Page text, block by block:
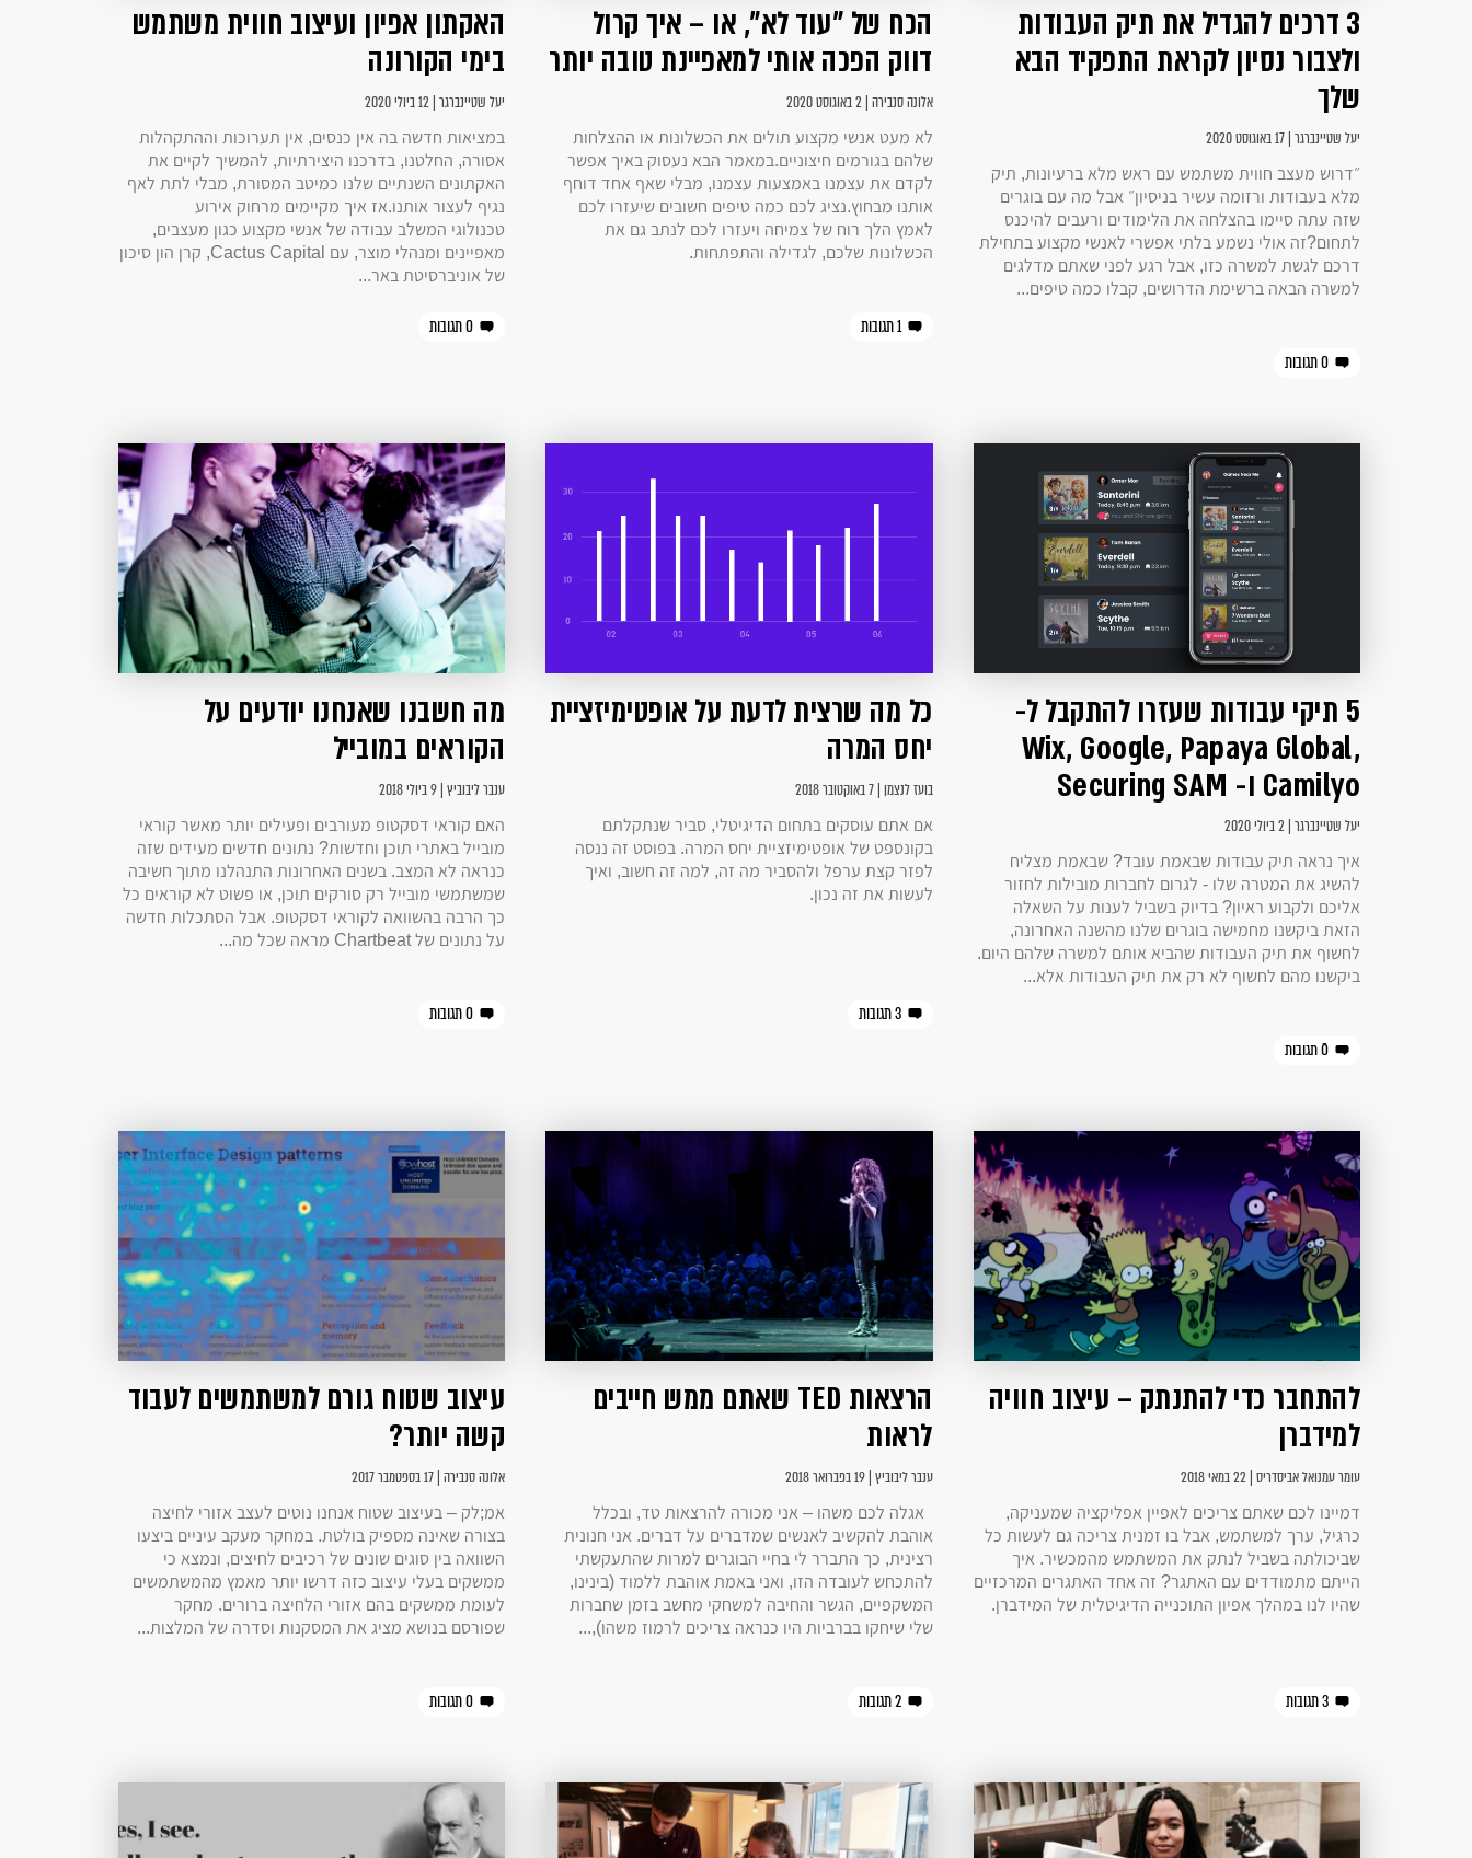
3 דרכים להגדיל את תיק העבודות
ולצבור נסיון לקראת התפקיד הבא
שלך
יעל שטיינברגר | 17 באוגוסט 2020
״דרוש מעצב חווית משתמש עם ראש מלא ברעיונות, תיק
מלא בעבודות ורזומה עשיר בניסיון״ אבל מה עם בוגרים
שזה עתה סיימו בהצלחה את הלימודים ורעבים להיכנס
לתחום?זה אולי נשמע בלתי אפשרי לאנשי מקצוע בתחילת
דרכם לגשת למשרה כזו, אבל רגע לפני שאתם מדלגים
למשרה הבאה ברשימת הדרושים, קבלו כמה טיפים...
0 תגובות
הכח של ״עוד לא״, או – איך קרול
דווק הפכה אותי למאפיינת טובה יותר
אלונה סנבירה | 2 באוגוסט 2020
לא מעט אנשי מקצוע תולים את הכשלונות או ההצלחות
שלהם בגורמים חיצוניים.במאמר הבא נעסוק באיך אפשר
לקדם את עצמנו באמצעות עצמנו, מבלי שאף אחד דוחף
אותנו מבחוץ.נציג לכם כמה טיפים חשובים שיעזרו לכם
לאמץ הלך רוח של צמיחה ויעזרו לכם לנתב גם את
הכשלונות שלכם, לגדילה והתפתחות.
1 תגובות
האקתון אפיון ועיצוב חווית משתמש
בימי הקורונה
יעל שטיינברגר | 12 ביולי 2020
במציאות חדשה בה אין כנסים, אין תערוכות וההתקהלות
אסורה, החלטנו, בדרכנו היצירתיות, להמשיך לקיים את
האקתונים השנתיים שלנו כמיטב המסורת, מבלי לתת לאף
נגיף לעצור אותנו.אז איך מקיימים מרחוק אירוע
טכנולוגי המשלב עבודה של אנשי מקצוע כגון מעצבים,
מאפיינים ומנהלי מוצר, עם Cactus Capital, קרן הון סיכון
של אוניברסיטת באר...
0 תגובות
5 תיקי עבודות שעזרו להתקבל ל-
Wix, Google, Papaya Global,
Camilyo ו- Securing SAM
יעל שטיינברגר | 2 ביולי 2020
איך נראה תיק עבודות שבאמת עובד? שבאמת מצליח
להשיג את המטרה שלו - לגרום לחברות מובילות לחזור
אליכם ולקבוע ראיון? בדיוק בשביל לענות על השאלה
הזאת ביקשנו מחמישה בוגרים שלנו מהשנה האחרונה,
לחשוף את תיק העבודות שהביא אותם למשרה שלהם היום.
ביקשנו מהם לחשוף לא רק את תיק העבודות אלא...
0 תגובות
כל מה שרצית לדעת על אופטימיזציית
יחס המרה
בועז לנצמן | 7 באוקטובר 2018
אם אתם עוסקים בתחום הדיגיטלי, סביר שנתקלתם
בקונספט של אופטימיזציית יחס המרה. בפוסט זה ננסה
לפזר קצת ערפל ולהסביר מה זה, למה זה חשוב, ואיך
לעשות את זה נכון.
3 תגובות
מה חשבנו שאנחנו יודעים על
הקוראים במובייל
ענבר ליבוביץ | 9 ביולי 2018
האם קוראי דסקטופ מעורבים ופעילים יותר מאשר קוראי
מובייל באתרי תוכן וחדשות? נתונים חדשים מעידים שזה
כנראה לא המצב. בשנים האחרונות התנהלנו מתוך חשיבה
שמשתמשי מובייל רק סורקים תוכן, או פשוט לא קוראים כל
כך הרבה בהשוואה לקוראי דסקטופ. אבל הסתכלות חדשה
על נתונים של Chartbeat מראה שכל מה...
0 תגובות
להתחבר כדי להתנתק – עיצוב חוויה
למידברן
עומר עמנואל אביסדריס | 22 במאי 2018
דמיינו לכם שאתם צריכים לאפיין אפליקציה שמעניקה,
כרגיל, ערך למשתמש, אבל בו זמנית צריכה גם לעשות כל
שביכולתה בשביל לנתק את המשתמש מהמכשיר. איך
הייתם מתמודדים עם האתגר? זה אחד האתגרים המרכזיים
שהיו לנו במהלך אפיון התוכנייה הדיגיטלית של המידברן.
3 תגובות
הרצאות TED שאתם ממש חייבים
לראות
ענבר ליבוביץ | 19 בפברואר 2018
אגלה לכם משהו – אני מכורה להרצאות טד, ובכלל
אוהבת להקשיב לאנשים שמדברים על דברים. אני חנונית
רצינית, כך התברר לי בחיי הבוגרים למרות שהתעקשתי
להתכחש לעובדה הזו, ואני באמת אוהבת ללמוד (בינינו,
המשקפיים, הגשר והחיבה למשחקי מחשב בזמן שחברות
שלי שיחקו בברביות היו כנראה צריכים לרמוז משהו),...
2 תגובות
עיצוב שטוח גורם למשתמשים לעבוד
קשה יותר?
אלונה סנבירה | 17 בספטמבר 2017
אמ;לק – בעיצוב שטוח אנחנו נוטים לעצב אזורי לחיצה
בצורה שאינה מספיק בולטת. במחקר מעקב עיניים ביצעו
השוואה בין סוגים שונים של רכיבים לחיצים, ונמצא כי
ממשקים בעלי עיצוב כזה דרשו יותר מאמץ מהמשתמשים
לעומת ממשקים בהם אזורי הלחיצה ברורים. מחקר
שפורסם בנושא מציג את המסקנות וסדרה של המלצות...
0 תגובות